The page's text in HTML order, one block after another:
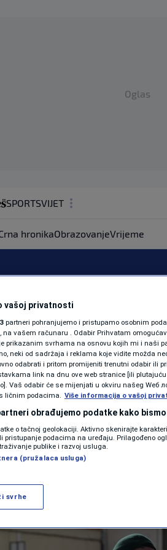
Oglas
SPORTSVIJET
ZDRAVLJE
SHOWBIZ
PODCAST
N1 SPECIJAL
FENOMENI
NEISTRAŽENO
VIRALNO
hronikaObrazovanjeVrijeme
u Barceloni
| REGIJA | 0 komentara
vašoj privatnosti
partneri pohranjujemo i pristupamo osobnim
na vašem računaru . Odabir Prihvatam
prikazanim svrhama na osnovu kojih mi i naši
neki od sadržaja i reklama koje vidite možda
odabrati i pritom promijeniti trenutni odabir ili
link na dnu ove web stranice [ili
Vaš odabir će se mijenjati u okviru našeg Wеб
ličnim podacima. Više informacija o vašoj
obrađujemo podatke kako
o tačnoj geolokaciji. Aktivno skenirajte
pristupanje podacima na uređaju. Prilagođeno
publike i razvoj usluga.
(pružalaca usluga)
svrhe